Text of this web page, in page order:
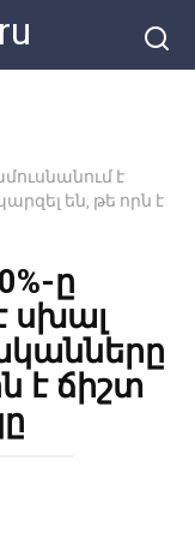
է
են, թե որն է
ը
սխալ
է ճիշտ